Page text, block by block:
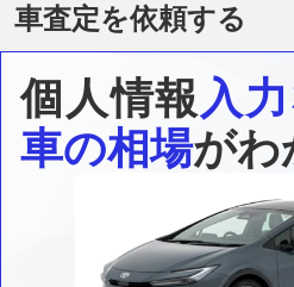
車査定を依頼する
個人情報入
車の相場がわ